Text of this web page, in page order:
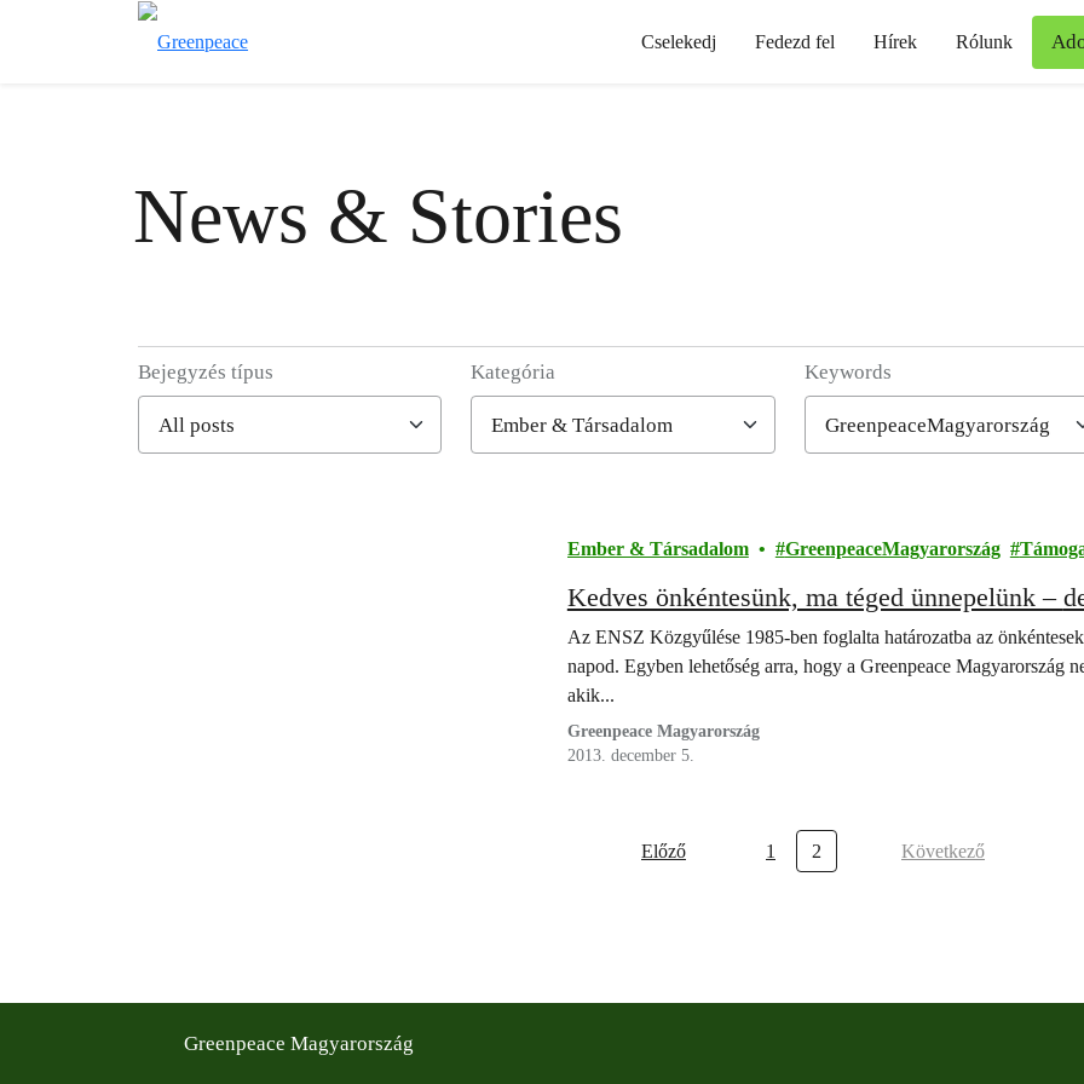
Cselekedj Fedezd fel Hírek Rólunk
News & Stories
Filter posts
Bejegyzés típus Kategória Keywords
Ember & Társadalom GreenpeaceMagyarország
Az ENSZ Közgyűlése 1985-ben foglalta határozatba az
napod. Egyben lehetőség arra, hogy a Greenpeace Magyarország
akik...
Greenpeace Magyarország
2013. december 5.
Előző 1 2 Következő
Greenpeace Magyarország